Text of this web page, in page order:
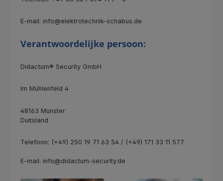
E-mail: info@elektrotechnik-schabus.de
Verantwoordelijke persoon:
Didactum® Security GmbH
Im Mühlenfeld 4
48163 Münster
Duitsland
Telefoon: (+49) 250 19 71 63 54 / (+49) 171 33 11 577
E-mail: info@didactum-security.de